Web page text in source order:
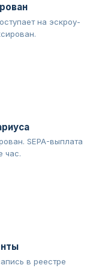
на эскроу-
SEPA-выплата
час.
в реестре